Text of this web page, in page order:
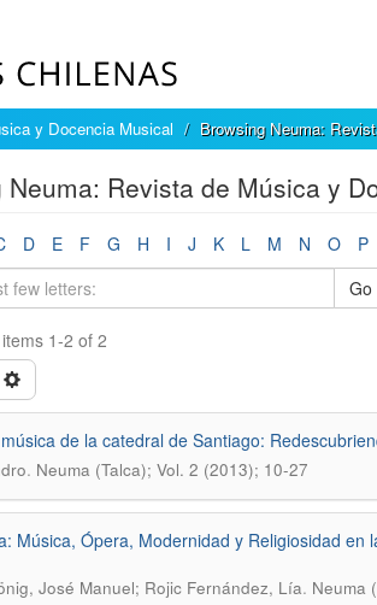
y Docencia Musical Browsing Neuma:
Neuma: Revista de Música y
D E F G H I J K L M N O P
Go
1-2 of 2
de la catedral de Santiago:
. Neuma (Talca); Vol. 2 (2013); 10-27
Música, Ópera, Modernidad y Religiosidad
José Manuel; Rojic Fernández, Lía. Neuma